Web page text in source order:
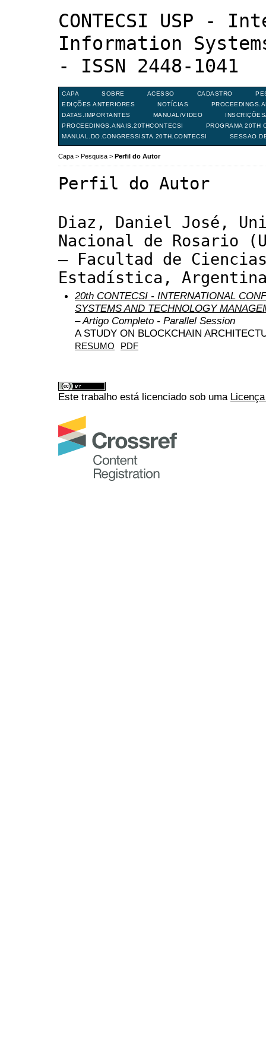
CONTECSI USP -
Information
- ISSN 2448-1041
CAPA SOBRE ACESSO CADASTRO
EDIÇÕES ANTERIORES
NOTÍCIAS
DATAS.IMPORTANTES
MANUAL/VIDEO
PROCEEDINGS.ANAIS.20THCONTECSI
PROGRAMA 20TH
MANUAL.DO.CONGRESSISTA.20TH.CONTECSI
Capa > Pesquisa > Perfil do Autor
Perfil do Autor
Diaz, Daniel José,
Nacional de Rosario
– Facultad de
Estadística,
20th CONTECSI - INTERNATIONAL
SYSTEMS AND TECHNOLOGY
– Artigo Completo - Parallel Session
A STUDY ON BLOCKCHAIN
RESUMO PDF
Este trabalho está licenciado sob uma